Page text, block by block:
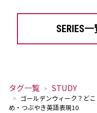
SERIES
タグ一覧 STUDY
ゴールデンウィーク？ど
め・つぶやき英語表現10